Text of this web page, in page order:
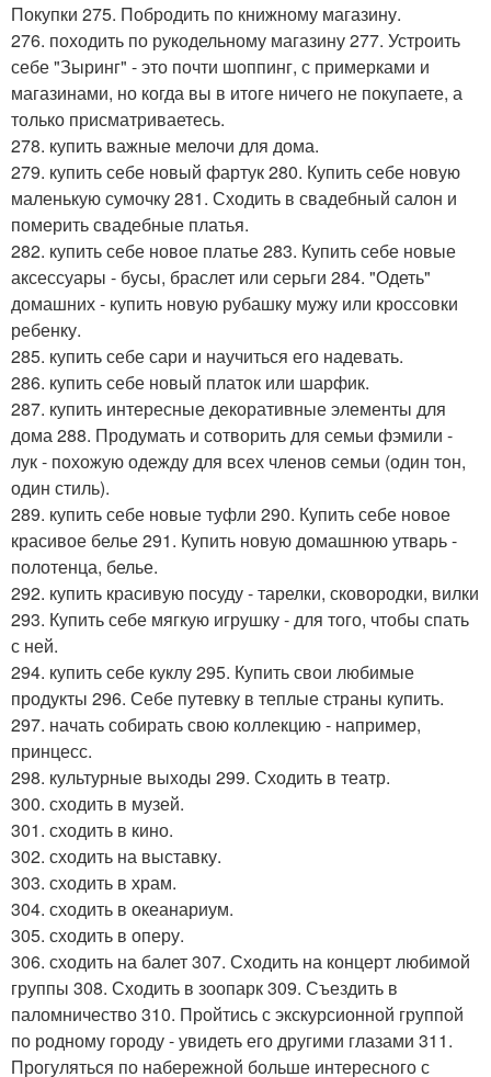
Покупки 275. Побродить по книжному магазину.
276. походить по рукодельному магазину 277. Устроить
себе "Зыринг" - это почти шоппинг, с примерками и
магазинами, но когда вы в итоге ничего не покупаете, а
только присматриваетесь.
278. купить важные мелочи для дома.
279. купить себе новый фартук 280. Купить себе новую
маленькую сумочку 281. Сходить в свадебный салон и
померить свадебные платья.
282. купить себе новое платье 283. Купить себе новые
аксессуары - бусы, браслет или серьги 284. "Одеть"
домашних - купить новую рубашку мужу или кроссовки
ребенку.
285. купить себе сари и научиться его надевать.
286. купить себе новый платок или шарфик.
287. купить интересные декоративные элементы для
дома 288. Продумать и сотворить для семьи фэмили -
лук - похожую одежду для всех членов семьи (один тон,
один стиль).
289. купить себе новые туфли 290. Купить себе новое
красивое белье 291. Купить новую домашнюю утварь -
полотенца, белье.
292. купить красивую посуду - тарелки, сковородки, вилки
293. Купить себе мягкую игрушку - для того, чтобы спать
с ней.
294. купить себе куклу 295. Купить свои любимые
продукты 296. Себе путевку в теплые страны купить.
297. начать собирать свою коллекцию - например,
принцесс.
298. культурные выходы 299. Сходить в театр.
300. сходить в музей.
301. сходить в кино.
302. сходить на выставку.
303. сходить в храм.
304. сходить в океанариум.
305. сходить в оперу.
306. сходить на балет 307. Сходить на концерт любимой
группы 308. Сходить в зоопарк 309. Съездить в
паломничество 310. Пройтись с экскурсионной группой
по родному городу - увидеть его другими глазами 311.
Прогуляться по набережной больше интересного с